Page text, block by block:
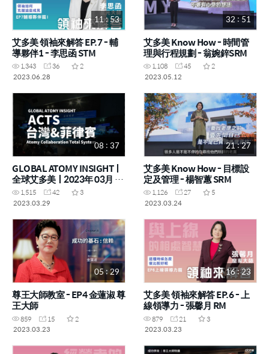
11 : 53
艾多美 領袖來解答 EP.7 - 輔
導夥伴1 - 李思函 STM
1,343 36
2
2023.06.28
32 : 51
艾多美 Know How - 時間管
理與行程規劃 - 翁婉鋅SRM
1,108 45
2
2023.05.12
08 : 37
GLOBAL ATOMY INSIGHTㅣ
全球艾多美ㅣ2023年 03月 17
日 成功學院
1,515 42
3
2023.03.29
21 : 27
艾多美 Know How - 目標設
定及管理 - 楊智蕙 SRM
1,126 27
5
2023.03.24
05 : 29
尊王大師教室 - EP4 金蓮淑 尊
王大師
859 15
2
2023.03.23
16 : 23
艾多美 領袖來解答 EP.6 - 上
線領導力 - 張馨月 RM
879 21
3
2023.03.23